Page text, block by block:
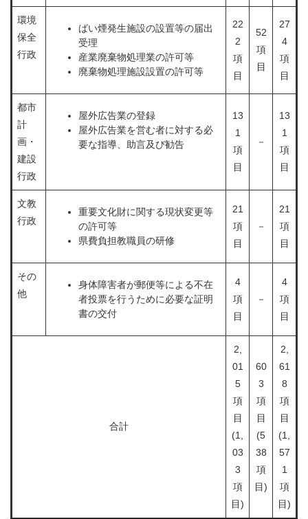
環境
保全
行政
ばい煙発生施設の設置等の届出
受理
産業廃棄物処理業の許可等
廃棄物処理施設設置の許可等
22
2
項
目
52
項
目
27
4
項
目
都市
計
画・
建設
行政
屋外広告業の登録
屋外広告業を営む者に対する必
要な指導、助言及び勧告
13
1
項
目
－
13
1
項
目
文教
行政
重要文化財に関する現状変更等
の許可等
県費負担教職員の研修
21
項
目
－
21
項
目
その
他
身体障害者が郵便等による不在
者投票を行うために必要な証明
書の交付
4
項
目
－
4
項
目
合計
2,
01
5
項
目
(1,
03
3
項
目)
60
3
項
目
(5
38
項
目)
2,
61
8
項
目
(1,
57
1
項
目)